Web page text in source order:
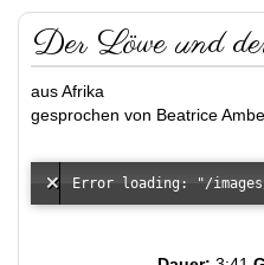
Der Löwe und
aus Afrika
gesprochen von Beatrice